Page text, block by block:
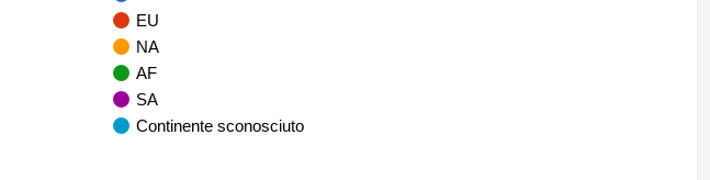
EU
NA
AF
SA
Continente sconosciuto